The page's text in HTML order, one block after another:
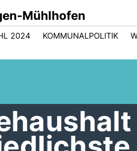
Mühlhofen
2024 KOMMUNALPOLITIK